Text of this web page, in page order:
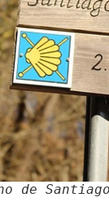
de Santiago